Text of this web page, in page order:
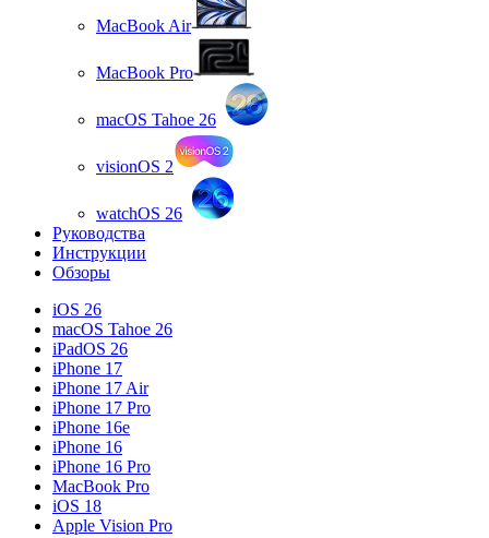
MacBook Air
MacBook Pro
macOS Tahoe 26
visionOS 2
watchOS 26
Руководства
Инструкции
Обзоры
iOS 26
macOS Tahoe 26
iPadOS 26
iPhone 17
iPhone 17 Air
iPhone 17 Pro
iPhone 16e
iPhone 16
iPhone 16 Pro
MacBook Pro
iOS 18
Apple Vision Pro